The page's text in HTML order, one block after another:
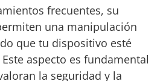
frecuentes, su
una manipulación
que tu dispositivo esté
aspecto es fundamental
la seguridad y la